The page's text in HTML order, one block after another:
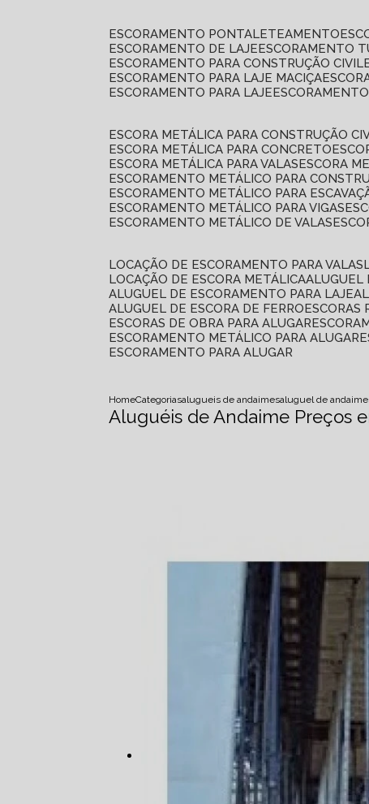
ESCORAMENTO PONTALETEAMENTO
ESCORAMENTO DE LAJE
ESCORAMENTO
ESCORAMENTO PARA CONSTRUÇÃO CIVIL
ESCORAMENTO PARA LAJE MACIÇA
ESCORAMENTO PARA LAJE
ESCORA METÁLICA PARA CONSTRUÇÃO
ESCORA METÁLICA PARA CONCRETO
ESCORA METÁLICA PARA VALAS
ESCORA
ESCORAMENTO METÁLICO PARA
ESCORAMENTO METÁLICO PARA
ESCORAMENTO METÁLICO PARA VIGAS
ESCORAMENTO METÁLICO DE VALAS
LOCAÇÃO DE ESCORAMENTO PARA VALAS
LOCAÇÃO DE ESCORA METÁLICA
ALUGUEL DE ESCORAMENTO PARA LAJE
ALUGUEL DE ESCORA DE FERRO
ESCORAS DE OBRA PARA ALUGAR
ESCORAMENTO METÁLICO PARA ALUGAR
ESCORAMENTO PARA ALUGAR
HomeCategoriasalugueis de andaimesaluguel de
Aluguéis de Andaime Preços